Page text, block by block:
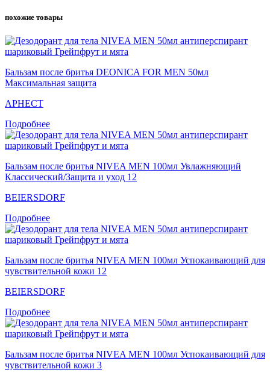
похожие товары
Бальзам после бритья DEONICA FOR MEN 50мл
Максимальная защита
АРНЕСТ
Подробнее
Бальзам после бритья NIVEA MEN 100мл Увлажняющий
Классический/Защита и уход 12
BEIERSDORF
Подробнее
Бальзам после бритья NIVEA MEN 100мл Успокаивающий для
чувствительной кожи 12
BEIERSDORF
Подробнее
Бальзам после бритья NIVEA MEN 100мл Успокаивающий для
чувствительной кожи 3